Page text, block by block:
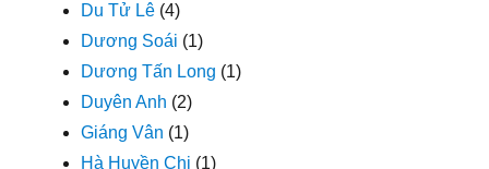
Du Tử Lê (4)
Dương Soái (1)
Dương Tấn Long (1)
Duyên Anh (2)
Giáng Vân (1)
Hà Huyền Chi (1)